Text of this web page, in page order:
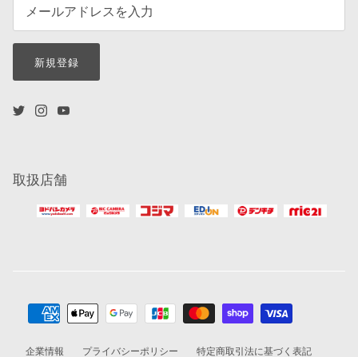
新規登録
取扱店舗
企業情報 プライバシーポリシー 特定商取引法に基づく表記